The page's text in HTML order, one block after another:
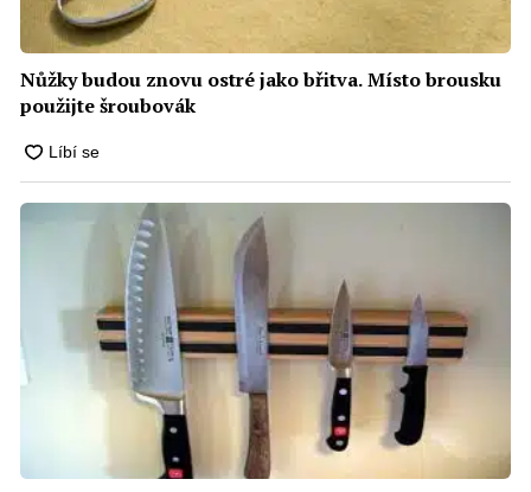
Nůžky budou znovu ostré jako břitva. Místo brousku
použijte šroubovák